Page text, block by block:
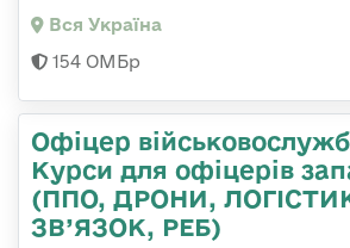
Вся Україна
154 ОМБр
Офіцер
Курси для офіцерів
(ППО, ДРОНИ,
ЗВ’ЯЗОК, РЕБ)